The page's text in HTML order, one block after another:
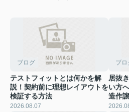
ブログ
テストフィットとは何かを解
説！契約前に理想レイアウトを
検証する方法
2026.08.07
ブロ
居抜
い方
造作